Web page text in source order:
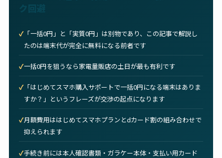
ク回避
「一括0円」と「実質0円」は別物であり、この記事で解説し
たのは端末代が完全に無料になる前者です
一括0円を狙うなら家電量販店の土日が最も有利です
「はじめてスマホ購入サポートで一括0円になる端末はありま
すか？」というフレーズが交渉の起点になります
月額費用ははじめてスマホプランとdカード割の組み合わせで
抑えられます
手続き前には本人確認書類・ガラケー本体・支払い用カード